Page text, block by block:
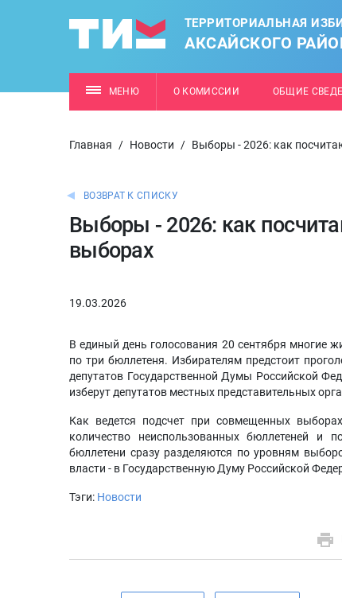
ТЕРРИТОРИАЛЬНАЯ
АКСАЙСКОГО
МЕНЮ О КОМИССИИ ОБЩИЕ
Главная / Новости / Выборы - 2026: как
ВОЗВРАТ К СПИСКУ
Выборы - 2026: как
выборах
19.03.2026
В единый день голосования 20 сентября многие
по три бюллетеня. Избирателям предстоит
депутатов Государственной Думы Российской
изберут депутатов местных представительных
Как ведется подсчет при совмещенных
количество неиспользованных бюллетеней и
бюллетени сразу разделяются по уровням
власти - в Государственную Думу Российской
Тэги: Новости